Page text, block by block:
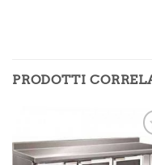
PRODOTTI